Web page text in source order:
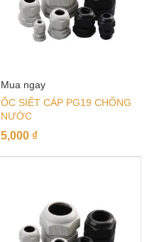
Mua ngay
ỐC SIẾT CÁP PG19 CHỐNG
NƯỚC
5,000 ₫